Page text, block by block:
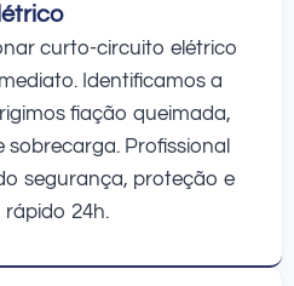
curto-circuito elétrico
Identificamos a
fiação queimada,
Profissional
segurança, proteção e
24h.